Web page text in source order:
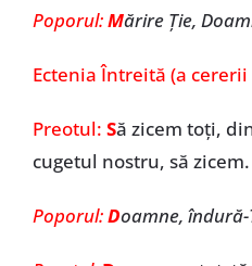
Poporul:Mărire Ție,
Ectenia Întreită (a
Preotul: Să zicem toți,
cugetul nostru, să zicem.
Poporul:Doamne, îndură-